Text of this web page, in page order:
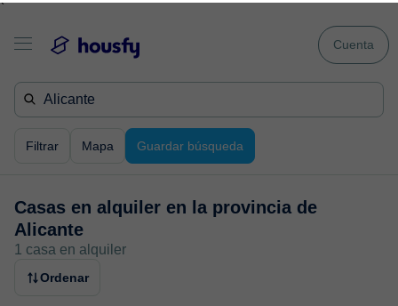
`
Cuenta
Filtrar Mapa Guardar búsqueda
Casas en alquiler en la provincia de
Alicante
1 casa en alquiler
Ordenar